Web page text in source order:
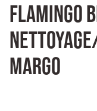
Flamingo
margo